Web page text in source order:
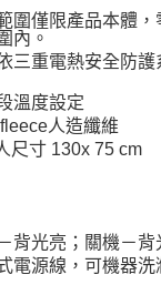
圍僅限產品本體
內。
三重電熱安全防
溫度設定
人造纖維
尺寸 130x 75 cm
背光亮；關機－背
電源線，可機器